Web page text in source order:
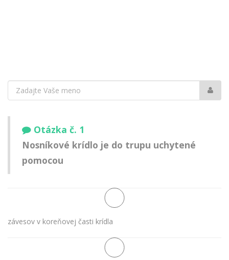
Vaše
meno:
Otázka č. 1
Nosníkové krídlo je do trupu uchytené
pomocou
závesov v koreňovej časti krídla